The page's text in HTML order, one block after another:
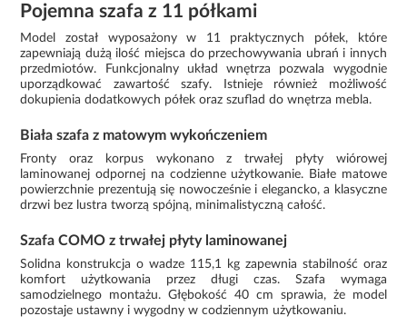
Pojemna szafa z 11 półkami
Model został wyposażony w 11 praktycznych półek, które
zapewniają dużą ilość miejsca do przechowywania ubrań i innych
przedmiotów. Funkcjonalny układ wnętrza pozwala wygodnie
uporządkować zawartość szafy. Istnieje również możliwość
dokupienia dodatkowych półek oraz szuflad do wnętrza mebla.
Biała szafa z matowym wykończeniem
Fronty oraz korpus wykonano z trwałej płyty wiórowej
laminowanej odpornej na codzienne użytkowanie. Białe matowe
powierzchnie prezentują się nowocześnie i elegancko, a klasyczne
drzwi bez lustra tworzą spójną, minimalistyczną całość.
Szafa COMO z trwałej płyty laminowanej
Solidna konstrukcja o wadze 115,1 kg zapewnia stabilność oraz
komfort użytkowania przez długi czas. Szafa wymaga
samodzielnego montażu. Głębokość 40 cm sprawia, że model
pozostaje ustawny i wygodny w codziennym użytkowaniu.